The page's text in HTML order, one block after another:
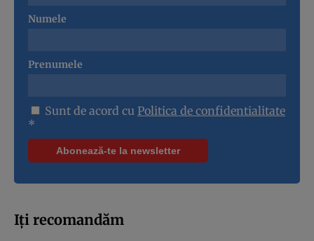
Numele
Prenumele
Sunt de acord cu Politica de confidentialitate
*
Iți recomandăm